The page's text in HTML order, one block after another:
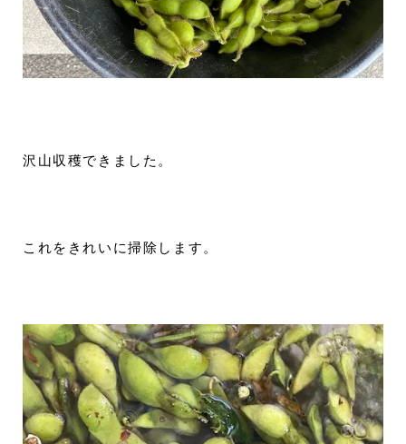
沢山収穫できました。
これをきれいに掃除します。